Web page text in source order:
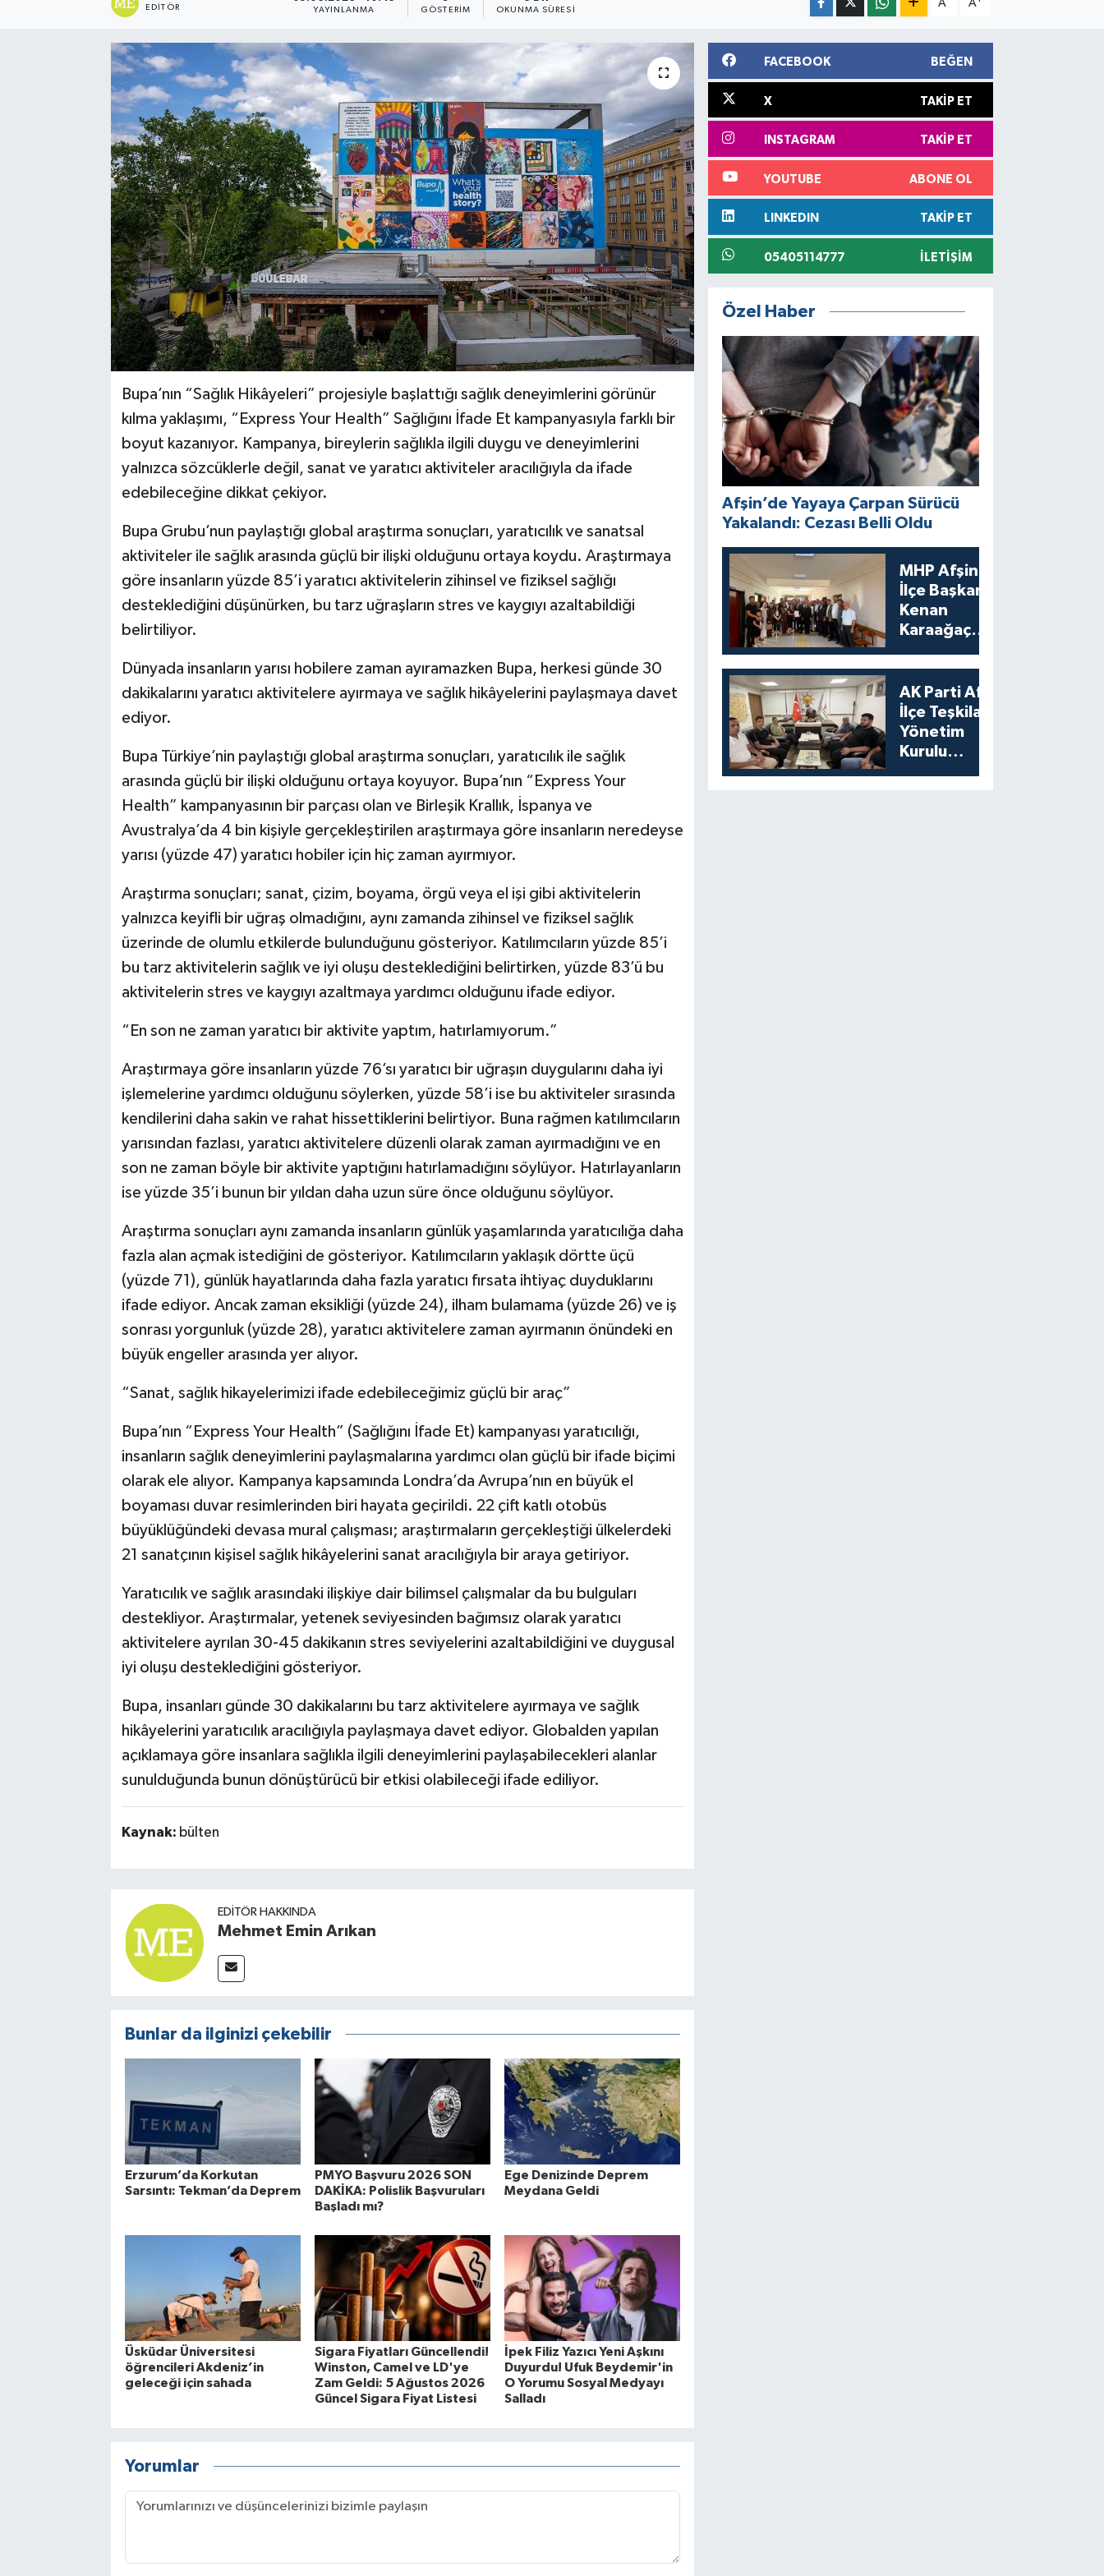
EDITÖR YAYINLANMA GÖSTERIM OKUNMA SÜRESI
A A
Bupa’nın “Sağlık Hikâyeleri” projesiyle başlattığı sağlık deneyimlerini görünür
kılma yaklaşımı, “Express Your Health” Sağlığını İfade Et kampanyasıyla farklı bir
boyut kazanıyor. Kampanya, bireylerin sağlıkla ilgili duygu ve deneyimlerini
yalnızca sözcüklerle değil, sanat ve yaratıcı aktiviteler aracılığıyla da ifade
edebileceğine dikkat çekiyor.
Bupa Grubu’nun paylaştığı global araştırma sonuçları, yaratıcılık ve sanatsal
aktiviteler ile sağlık arasında güçlü bir ilişki olduğunu ortaya koydu. Araştırmaya
göre insanların yüzde 85’i yaratıcı aktivitelerin zihinsel ve fiziksel sağlığı
desteklediğini düşünürken, bu tarz uğraşların stres ve kaygıyı azaltabildiği
belirtiliyor.
Dünyada insanların yarısı hobilere zaman ayıramazken Bupa, herkesi günde 30
dakikalarını yaratıcı aktivitelere ayırmaya ve sağlık hikâyelerini paylaşmaya davet
ediyor.
Bupa Türkiye’nin paylaştığı global araştırma sonuçları, yaratıcılık ile sağlık
arasında güçlü bir ilişki olduğunu ortaya koyuyor. Bupa’nın “Express Your
Health” kampanyasının bir parçası olan ve Birleşik Krallık, İspanya ve
Avustralya’da 4 bin kişiyle gerçekleştirilen araştırmaya göre insanların neredeyse
yarısı (yüzde 47) yaratıcı hobiler için hiç zaman ayırmıyor.
Araştırma sonuçları; sanat, çizim, boyama, örgü veya el işi gibi aktivitelerin
yalnızca keyifli bir uğraş olmadığını, aynı zamanda zihinsel ve fiziksel sağlık
üzerinde de olumlu etkilerde bulunduğunu gösteriyor. Katılımcıların yüzde 85’i
bu tarz aktivitelerin sağlık ve iyi oluşu desteklediğini belirtirken, yüzde 83’ü bu
aktivitelerin stres ve kaygıyı azaltmaya yardımcı olduğunu ifade ediyor.
“En son ne zaman yaratıcı bir aktivite yaptım, hatırlamıyorum.”
Araştırmaya göre insanların yüzde 76’sı yaratıcı bir uğraşın duygularını daha iyi
işlemelerine yardımcı olduğunu söylerken, yüzde 58’i ise bu aktiviteler sırasında
kendilerini daha sakin ve rahat hissettiklerini belirtiyor. Buna rağmen katılımcıların
yarısından fazlası, yaratıcı aktivitelere düzenli olarak zaman ayırmadığını ve en
son ne zaman böyle bir aktivite yaptığını hatırlamadığını söylüyor. Hatırlayanların
ise yüzde 35’i bunun bir yıldan daha uzun süre önce olduğunu söylüyor.
Araştırma sonuçları aynı zamanda insanların günlük yaşamlarında yaratıcılığa daha
fazla alan açmak istediğini de gösteriyor. Katılımcıların yaklaşık dörtte üçü
(yüzde 71), günlük hayatlarında daha fazla yaratıcı fırsata ihtiyaç duyduklarını
ifade ediyor. Ancak zaman eksikliği (yüzde 24), ilham bulamama (yüzde 26) ve iş
sonrası yorgunluk (yüzde 28), yaratıcı aktivitelere zaman ayırmanın önündeki en
büyük engeller arasında yer alıyor.
“Sanat, sağlık hikayelerimizi ifade edebileceğimiz güçlü bir araç”
Bupa’nın “Express Your Health” (Sağlığını İfade Et) kampanyası yaratıcılığı,
insanların sağlık deneyimlerini paylaşmalarına yardımcı olan güçlü bir ifade biçimi
olarak ele alıyor. Kampanya kapsamında Londra’da Avrupa’nın en büyük el
boyaması duvar resimlerinden biri hayata geçirildi. 22 çift katlı otobüs
büyüklüğündeki devasa mural çalışması; araştırmaların gerçekleştiği ülkelerdeki
21 sanatçının kişisel sağlık hikâyelerini sanat aracılığıyla bir araya getiriyor.
Yaratıcılık ve sağlık arasındaki ilişkiye dair bilimsel çalışmalar da bu bulguları
destekliyor. Araştırmalar, yetenek seviyesinden bağımsız olarak yaratıcı
aktivitelere ayrılan 30-45 dakikanın stres seviyelerini azaltabildiğini ve duygusal
iyi oluşu desteklediğini gösteriyor.
Bupa, insanları günde 30 dakikalarını bu tarz aktivitelere ayırmaya ve sağlık
hikâyelerini yaratıcılık aracılığıyla paylaşmaya davet ediyor. Globalden yapılan
açıklamaya göre insanlara sağlıkla ilgili deneyimlerini paylaşabilecekleri alanlar
sunulduğunda bunun dönüştürücü bir etkisi olabileceği ifade ediliyor.
Kaynak: bülten
EDITÖR HAKKINDA
Mehmet Emin Arıkan
Bunlar da ilginizi çekebilir
Erzurum’da Korkutan
Sarsıntı: Tekman’da Deprem
PMYO Başvuru 2026 SON
DAKİKA: Polislik Başvuruları
Başladı mı?
Ege Denizinde Deprem
Meydana Geldi
Üsküdar Üniversitesi
öğrencileri Akdeniz’in
geleceği için sahada
Sigara Fiyatları Güncellendi!
Winston, Camel ve LD'ye
Zam Geldi: 5 Ağustos 2026
Güncel Sigara Fiyat Listesi
İpek Filiz Yazıcı Yeni Aşkını
Duyurdu! Ufuk Beydemir'in
O Yorumu Sosyal Medyayı
Salladı
Yorumlar
FACEBOOK BEĞEN
X TAKIP ET
INSTAGRAM TAKIP ET
YOUTUBE ABONE OL
LINKEDIN TAKIP ET
05405114777 İLETIŞIM
Özel Haber
Afşin’de Yayaya Çarpan Sürücü
Yakalandı: Cezası Belli Oldu
MHP Afşin
İlçe Başkanı
Kenan
Karaağaç
Aldı
AK Parti Afşin
İlçe Teşkilatı
Yönetim
Kurulu